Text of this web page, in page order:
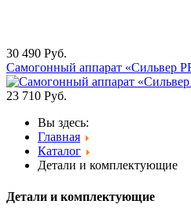
30 490 Руб.
Самогонный аппарат «Сильвер
23 710 Руб.
Вы здесь:
Главная
Каталог
Детали и комплектующие
Детали и комплектующие